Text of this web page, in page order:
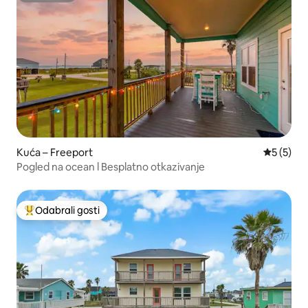
Kuća – Freeport
5 (5)
Pogled na ocean l Besplatno otkazivanje
Među najviše rangiranima s oznakom „Odabrali gosti”
Odabrali gosti